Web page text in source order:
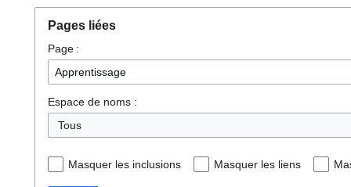
Pages liées
Page :
Espace de noms :
Tous
Masquer les inclusions Masquer les liens